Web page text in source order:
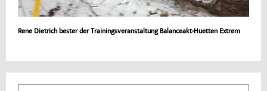
Rene Dietrich bester der Trainingsveranstaltung Balanceakt-Huetten Extrem